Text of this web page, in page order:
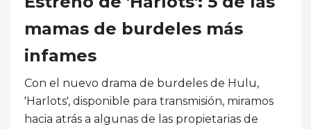
mamas de burdeles más
infames
Con el nuevo drama de burdeles de Hulu,
'Harlots', disponible para transmisión, miramos
hacia atrás a algunas de las propietarias de